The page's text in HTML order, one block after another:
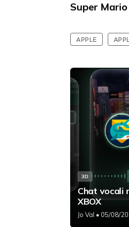
Super
APPLE
3D
Chat vocali
XBOX
Jo Val • 05/08/